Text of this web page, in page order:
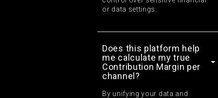
or data settings.
Does this platform help
me calculate my true
Contribution Margin per
channel?
By unifying your data and